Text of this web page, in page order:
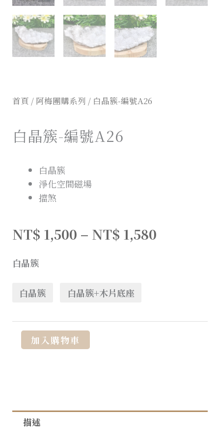
首頁 / 阿梅團購系列 / 白晶簇-編號A26
白晶簇-編號A26
白晶簇
淨化空間磁場
擋煞
NT$ 1,500 – NT$ 1,580
白晶簇
白晶簇 白晶簇+木片底座
加入購物車
描述